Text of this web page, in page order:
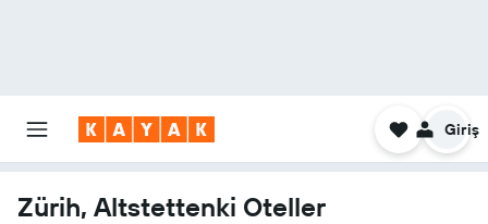
Giriş
Zürih, Altstettenki Oteller